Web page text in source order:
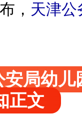
， 天津公
安局幼
正文